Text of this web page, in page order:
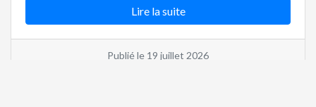
Lire la suite
Publié le 19 juillet 2026